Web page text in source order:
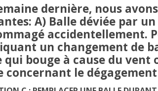
dernière, nous
A) Balle déviée par
accidentellement.
un changement de
qui bouge à cause du vent
concernant le